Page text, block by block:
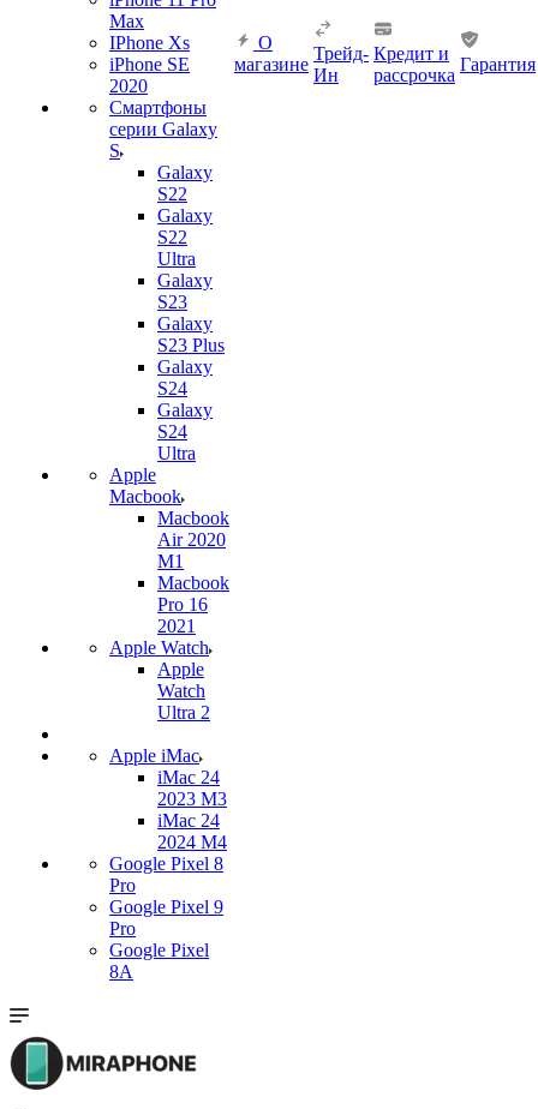
Max
IPhone Xs
iPhone SE
2020
Смартфоны
серии Galaxy
S
Galaxy
S22
Galaxy
S22
Ultra
Galaxy
S23
Galaxy
S23 Plus
Galaxy
S24
Galaxy
S24
Ultra
Apple
Macbook
Macbook
Air 2020
M1
Macbook
Pro 16
2021
Apple Watch
Apple
Watch
Ultra 2
Apple iMac
iMac 24
2023 M3
iMac 24
2024 M4
Google Pixel 8
Pro
Google Pixel 9
Pro
Google Pixel
8A
О
магазине
Трейд-
Ин
Кредит и
рассрочка
Гарантия